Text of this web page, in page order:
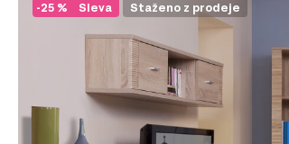
Sleva
-25 % Staženo z prodeje